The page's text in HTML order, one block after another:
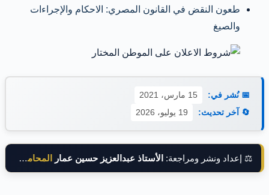
طعون النقض في القانون المصري: الاحكام والإجراءات
والصيغ
📅 نُشر في:
15 مارس، 2021
🔄 آخر تحديث:
19 يوليو، 2026
⚖️ إعداد ونشر ومراجعة: الأستاذ عبدالعزيز حسين عمار المحامي بالنقض